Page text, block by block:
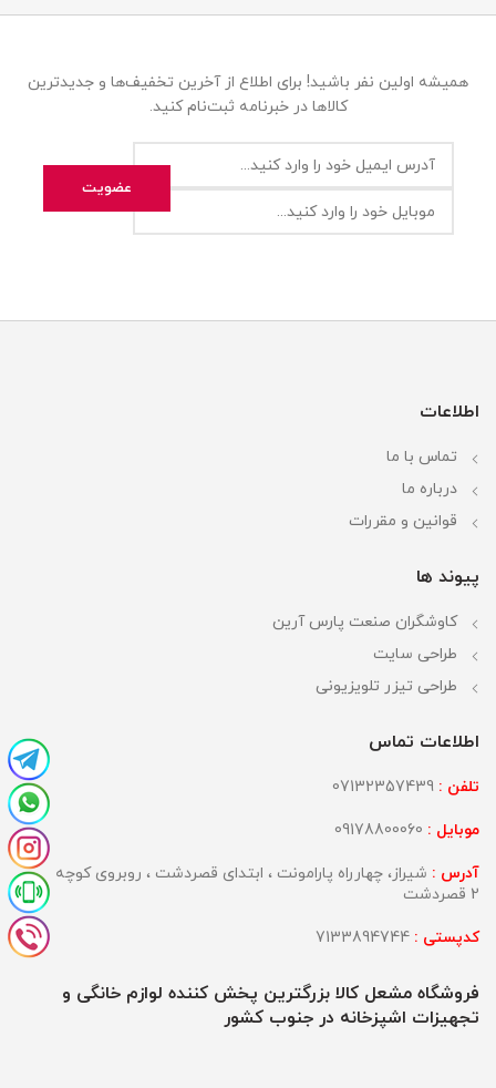
همیشه اولین نفر باشید! برای اطلاع از آخرین تخفیف‌ها و جدیدترین
کالاها در خبرنامه ثبت‌نام کنید.
اطلاعات
تماس با ما
درباره ما
قوانین و مقررات
پیوند ها
کاوشگران صنعت پارس آرین
طراحی سایت
طراحی تیزر تلویزیونی
اطلاعات تماس
تلفن :
موبایل :
آدرس : شیراز، چهارراه پارامونت ، ابتدای قصردشت ، روبروی کوچه
2 قصردشت
کدپستی :
فروشگاه مشعل کالا بزرگترین پخش کننده لوازم خانگی و
تجهیزات اشپزخانه در جنوب کشور